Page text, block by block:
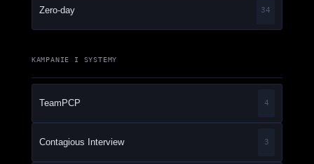
Zero-day 34
KAMPANIE I SYSTEMY
TeamPCP 4
Contagious Interview 3